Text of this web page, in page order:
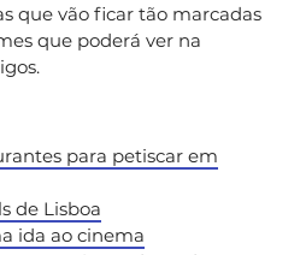
que vão ficar tão marcadas
que poderá ver na
para petiscar em
de Lisboa
ida ao cinema